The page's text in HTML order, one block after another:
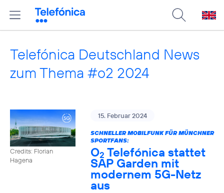
Telefónica Deutschland News
zum Thema #o2 2024
Credits: Florian
Hagena
15. Februar 2024
SCHNELLER MOBILFUNK FÜR MÜNCHNER
SPORTFANS:
O2 Telefónica stattet
SAP Garden mit
modernem 5G-Netz
aus